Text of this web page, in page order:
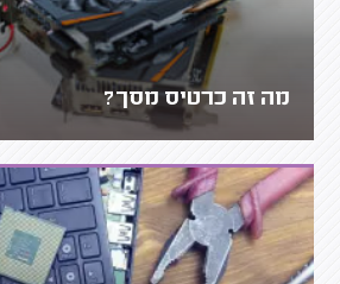
מה זה כרטיס מסך?